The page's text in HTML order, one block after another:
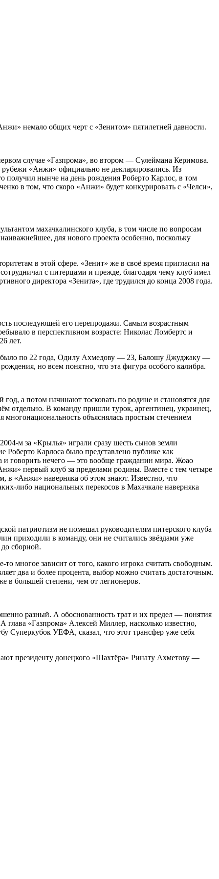
немало общих черт с «Зенитом» пятилетней давности.
случае «Газпрома», во втором — Сулеймана Керимова.
рубежи «Анжи» официально не декларировались. Из
получил нынче на день рождения Роберто Карлос, в том
в том, что скоро «Анжи» будет конкурировать с «Челси»,
махачкалинского клуба, в том числе по вопросам
для нового проекта особенно, поскольку
в этой сфере. «Зенит» же в своё время пригласил на
с питерцами и прежде, благодаря чему клуб имел
директора «Зенита», где трудился до конца 2008 года.
последующей его перепродажи. Самым возрастным
в перспективном возрасте: Николас Ломбертс и
лет.
было по 22 года, Одилу Ахмедову — 23, Балошу Джуджаку —
но всем понятно, что эта фигура особого калибра.
а потом начинают тосковать по родине и становятся для
отдельно. В команду пришли турок, аргентинец, украинец,
многонациональность объяснялась простым стечением
м за «Крылья» играли сразу шесть сынов земли
Роберто Карлоса было представлено публике как
говорить нечего — это вообще гражданин мира. Жоао
первый клуб за пределами родины. Вместе с тем четыре
в «Анжи» наверняка об этом знают. Известно, что
либо национальных перекосов в Махачкале наверняка
патриотизм не помешал руководителям питерского клуба
приходили в команду, они не считались звёздами уже
сборной.
многое зависит от того, какого игрока считать свободным.
два и более процента, выбор можно считать достаточным.
в большей степени, чем от легионеров.
разный. А обоснованность трат и их предел — понятия
«Газпрома» Алексей Миллер, насколько известно,
Суперкубок УЕФА, сказал, что этот трансфер уже себя
президенту донецкого «Шахтёра» Ринату Ахметову —